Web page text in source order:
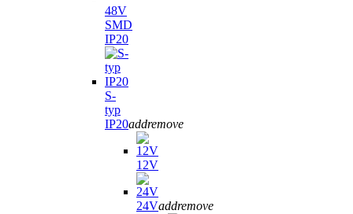
48V
SMD
IP20
S-
typ
IP20addremove
12V
24Vaddremove